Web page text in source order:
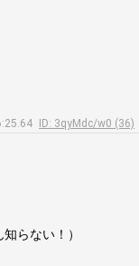
ID: 3qyMdc/w0 (36)
らない！）